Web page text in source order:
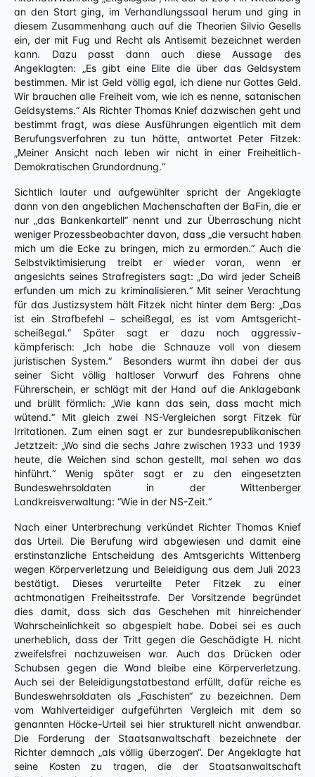
an den Start ging, im Verhandlungssaal herum und ging in
diesem Zusammenhang auch auf die Theorien Silvio Gesells
ein, der mit Fug und Recht als Antisemit bezeichnet werden
kann. Dazu passt dann auch diese Aussage des
Angeklagten: „Es gibt eine Elite die über das Geldsystem
bestimmen. Mir ist Geld völlig egal, ich diene nur Gottes Geld.
Wir brauchen alle Freiheit vom, wie ich es nenne, satanischen
Geldsystems.“ Als Richter Thomas Knief dazwischen geht und
bestimmt fragt, was diese Ausführungen eigentlich mit dem
Berufungsverfahren zu tun hätte, antwortet Peter Fitzek:
„Meiner Ansicht nach leben wir nicht in einer Freiheitlich-
Demokratischen Grundordnung.“
Sichtlich lauter und aufgewühlter spricht der Angeklagte
dann von den angeblichen Machenschaften der BaFin, die er
nur „das Bankenkartell“ nennt und zur Überraschung nicht
weniger Prozessbeobachter davon, dass „die versucht haben
mich um die Ecke zu bringen, mich zu ermorden.“ Auch die
Selbstviktimisierung treibt er wieder voran, wenn er
angesichts seines Strafregisters sagt: „Da wird jeder Scheiß
erfunden um mich zu kriminalisieren.“ Mit seiner Verachtung
für das Justizsystem hält Fitzek nicht hinter dem Berg: „Das
ist ein Strafbefehl – scheißegal, es ist vom Amtsgericht-
scheißegal.“ Später sagt er dazu noch aggressiv-
kämpferisch: „Ich habe die Schnauze voll von diesem
juristischen System.“ Besonders wurmt ihn dabei der aus
seiner Sicht völlig haltloser Vorwurf des Fahrens ohne
Führerschein, er schlägt mit der Hand auf die Anklagebank
und brüllt förmlich: „Wie kann das sein, dass macht mich
wütend.“ Mit gleich zwei NS-Vergleichen sorgt Fitzek für
Irritationen. Zum einen sagt er zur bundesrepublikanischen
Jetztzeit: „Wo sind die sechs Jahre zwischen 1933 und 1939
heute, die Weichen sind schon gestellt, mal sehen wo das
hinführt.“ Wenig später sagt er zu den eingesetzten
Bundeswehrsoldaten in der Wittenberger
Landkreisverwaltung: “Wie in der NS-Zeit.“
Nach einer Unterbrechung verkündet Richter Thomas Knief
das Urteil. Die Berufung wird abgewiesen und damit eine
erstinstanzliche Entscheidung des Amtsgerichts Wittenberg
wegen Körperverletzung und Beleidigung aus dem Juli 2023
bestätigt. Dieses verurteilte Peter Fitzek zu einer
achtmonatigen Freiheitsstrafe. Der Vorsitzende begründet
dies damit, dass sich das Geschehen mit hinreichender
Wahrscheinlichkeit so abgespielt habe. Dabei sei es auch
unerheblich, dass der Tritt gegen die Geschädigte H. nicht
zweifelsfrei nachzuweisen war. Auch das Drücken oder
Schubsen gegen die Wand bleibe eine Körperverletzung.
Auch sei der Beleidigungstatbestand erfüllt, dafür reiche es
Bundeswehrsoldaten als „Faschisten“ zu bezeichnen. Dem
vom Wahlverteidiger aufgeführten Vergleich mit dem so
genannten Höcke-Urteil sei hier strukturell nicht anwendbar.
Die Forderung der Staatsanwaltschaft bezeichnete der
Richter demnach „als völlig überzogen“. Der Angeklagte hat
seine Kosten zu tragen, die der Staatsanwaltschaft